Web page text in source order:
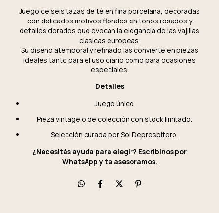
Juego de seis tazas de té en fina porcelana, decoradas
con delicados motivos florales en tonos rosados y
detalles dorados que evocan la elegancia de las vajillas
clásicas europeas.
Su diseño atemporal y refinado las convierte en piezas
ideales tanto para el uso diario como para ocasiones
especiales.
Detalles
Juego único
Pieza vintage o de colección con stock limitado.
Selección curada por Sol Depresbítero.
¿Necesitás ayuda para elegir? Escribinos por
WhatsApp y te asesoramos.